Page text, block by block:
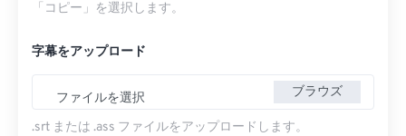
「コピー」を選択します。
字幕をアップロード
ファイルを選択 ブラウズ
.srt または .ass ファイルをアップロードします。